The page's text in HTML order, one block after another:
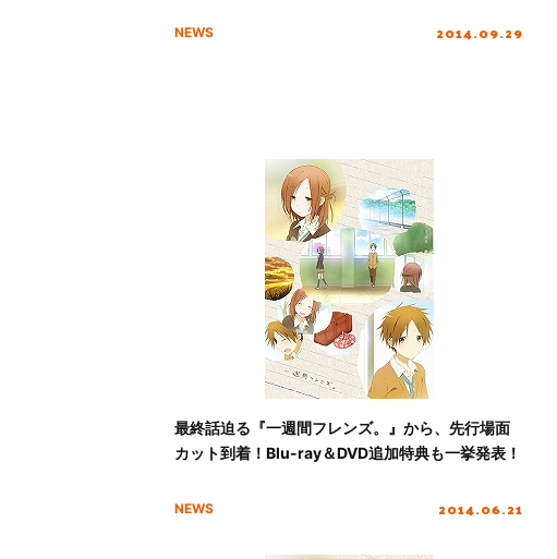
NEWS 2014.09.29
最終話迫る『一週間フレンズ。』から、先行場面
カット到着！Blu-ray＆DVD追加特典も一挙発表！
NEWS 2014.06.21